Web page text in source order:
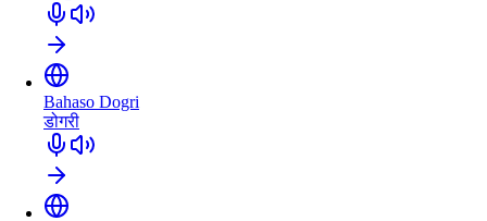
Bahaso Dogri
डोगरी